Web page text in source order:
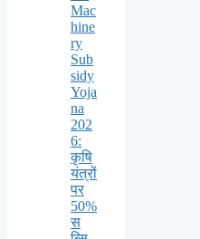
Mac
hine
ry
Sub
sidy
Yoja
na
202
6:
कृषि
यंत्रों
पर
50%
स